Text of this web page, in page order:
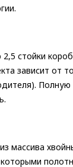
стойки
зависит
массива